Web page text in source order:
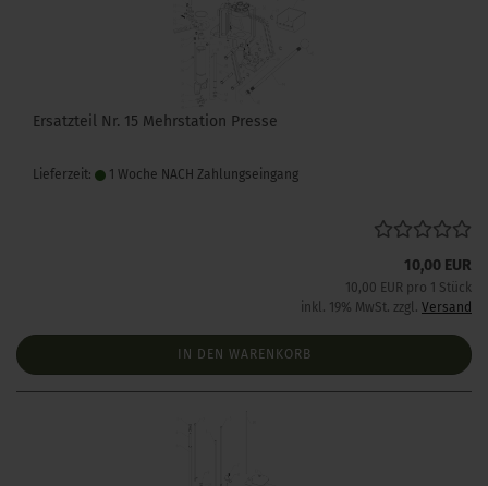
Ersatzteil Nr. 15 Mehrstation Presse
Lieferzeit: 1 Woche NACH Zahlungseingang
10,00 EUR
10,00 EUR pro 1 Stück
inkl. 19% MwSt. zzgl. Versand
IN DEN WARENKORB